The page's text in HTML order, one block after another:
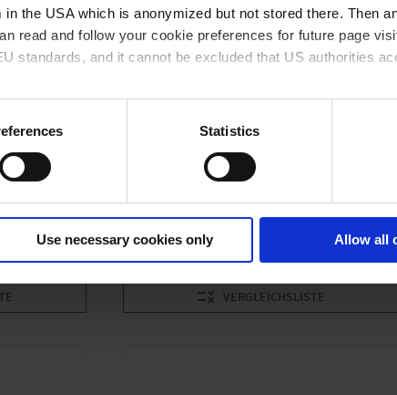
the USA which is anonymized but not stored there. Then
read and follow your cookie preferences for future page
standards, and it cannot be excluded that US authorities
of your personal data please visit our data privacy
Statistics
Use necessary cookies only Allow all
Endvakuum 0.9 mbar
Saugvermögen 9.5 m
/h
ZUM PRODUKT
VERGLEICHSLISTE